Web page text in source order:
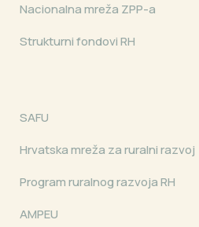
Nacionalna mreža ZPP-a
Strukturni fondovi RH
SAFU
Hrvatska mreža za ruralni razvoj
Program ruralnog razvoja RH
AMPEU